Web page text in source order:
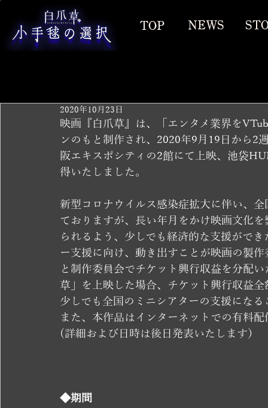
2020年10月23日
映画『白爪草』は、「エンタメ業界を
ンのもと制作され、2020年9月19日から
阪エキスポシティの2館にて上映、池袋
得いたしました。
新型コロナウイルス感染症拡大に伴い、
ておりますが、長い年月をかけ映画文化
られるよう、少しでも経済的な支援がで
ー支援に向け、動き出すことが映画の製
と制作委員会でチケット興行収益を分配
草」を上映した場合、チケット興行収益
少しでも全国のミニシアターの支援になる
また、本作品はインターネットでの有料
(詳細および日時は後日発表いたします）
◆期間